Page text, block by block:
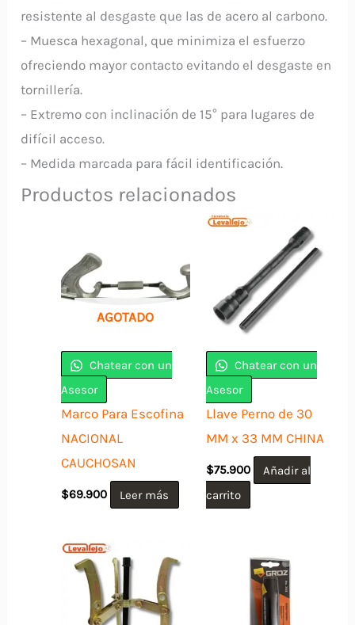
resistente al desgaste que las de acero al carbono.
– Muesca hexagonal, que minimiza el esfuerzo
ofreciendo mayor contacto evitando el desgaste en
tornillería.
– Extremo con inclinación de 15° para lugares de
difícil acceso.
– Medida marcada para fácil identificación.
Productos relacionados
AGOTADO
Chatear con un
Asesor
Marco Para Escofina
NACIONAL
CAUCHOSAN
$69.900 Leer más
Chatear con un
Asesor
Llave Perno de 30
MM x 33 MM CHINA
$75.900
Añadir al
carrito